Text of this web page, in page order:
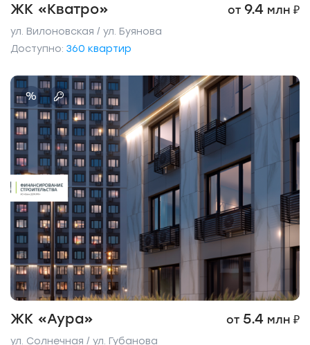
ЖК «Кватро» от 9.4 млн ₽
ул. Вилоновская / ул. Буянова
Доступно: 360 квартир
%
ЖК «Аура» от 5.4 млн ₽
ул. Солнечная / ул. Губанова